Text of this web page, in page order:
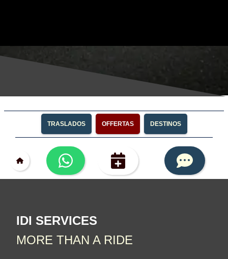
TRASLADOS OFFERTAS DESTINOS
IDI SERVICES
MORE THAN A RIDE